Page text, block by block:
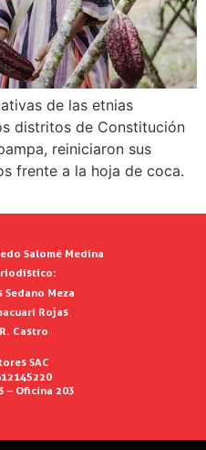
de las etnias
distritos de Constitución
reiniciaron sus
frente a la hoja de coca.
Salomé Medina
Sedano Meza
Rojas
Castro
SAC
– Oficina 203